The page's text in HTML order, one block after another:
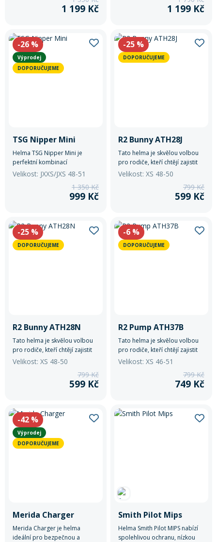
1 199 Kč 1 199 Kč
-26 %
Výprodej
DOPORUČUJEME
TSG Nipper Mini
Helma TSG Nipper Mini je
perfektní kombinací
bezpečnosti, komfortu a stylu.
Velikost: JXXS/JXS 48-51
1 350 Kč
999 Kč
-25 %
DOPORUČUJEME
R2 Bunny ATH28J
Tato helma je skvělou volbou
pro rodiče, kteří chtějí zajistit
svým dětem maximální
sportovních aktivitách.
Velikost: XS 48-50
799 Kč
599 Kč
-25 %
DOPORUČUJEME
R2 Bunny ATH28N
Tato helma je skvělou volbou
pro rodiče, kteří chtějí zajistit
svým dětem maximální
sportovních aktivitách.
Velikost: XS 48-50
799 Kč
599 Kč
-6 %
DOPORUČUJEME
R2 Pump ATH37B
Tato helma je skvělou volbou
pro rodiče, kteří chtějí zajistit
svým dětem maximální
sportovních aktivitách.
Velikost: XS 46-51
799 Kč
749 Kč
-42 %
Výprodej
DOPORUČUJEME
Merida Charger
Merida Charger je helma
ideální pro bezpečnou a
Smith Pilot Mips
Helma Smith Pilot MIPS nabízí
spolehlivou ochranu, nízkou